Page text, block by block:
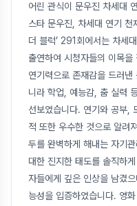
어린 관식이 문우진 차세대
스타 문우진, 차세대 연기
더 블럭’ 291회에서는 차세
출연하여 시청자들의 이목
연기력으로 존재감을 드러
니라 학업, 예능감, 춤 실력
선보였습니다. 연기와 공부,
적 또한 우수한 것으로 알려
두를 완벽하게 해내는 자기
대한 진지한 태도를 솔직하
자들에게 깊은 인상을 남겼
능성을 입증하였습니다. 영